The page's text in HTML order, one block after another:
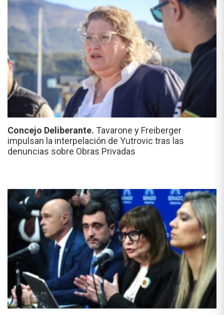
Concejo Deliberante. Tavarone y Freiberger
impulsan la interpelación de Yutrovic tras las
denuncias sobre Obras Privadas